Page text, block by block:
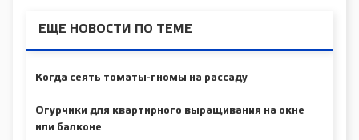
ЕЩЕ НОВОСТИ ПО ТЕМЕ
Когда сеять томаты-гномы на рассаду
Огурчики для квартирного выращивания на окне
или балконе